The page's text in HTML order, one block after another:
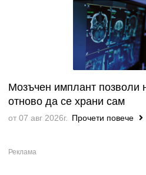
Мозъчен имплант позволи
отново да се храни сам
от 07 авг 2026г. Прочети повече